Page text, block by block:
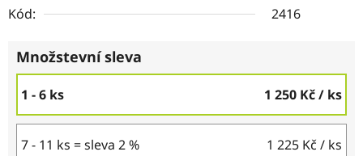
Kód:
2416
Množstevní sleva
1 - 6 ks 1 250 Kč/ ks
7 - 11 ks = sleva 2 % 1 225 Kč / ks